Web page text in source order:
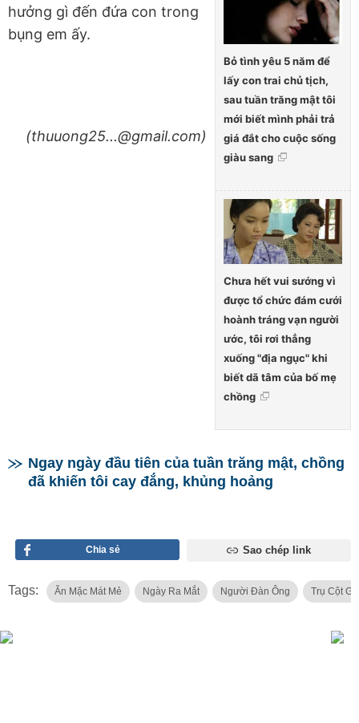
Bỏ tình yêu 5 năm để
lấy con trai chủ tịch,
sau tuần trăng mật tôi
mới biết mình phải trả
giá đắt cho cuộc sống
giàu sang
Chưa hết vui sướng vì
được tổ chức đám cưới
hoành tráng vạn người
ước, tôi rơi thẳng
xuống "địa ngục" khi
biết dã tâm của bố mẹ
chồng
hưởng gì đến đứa con trong
bụng em ấy.
(thuuong25...@gmail.com)
Ngay ngày đầu tiên của tuần trăng mật, chồng
đã khiến tôi cay đắng, khủng hoảng
Chia sẻ Sao chép link
Tags: Ăn Mặc Mát Mẻ Ngày Ra Mắt Người Đàn Ông Trụ Cột